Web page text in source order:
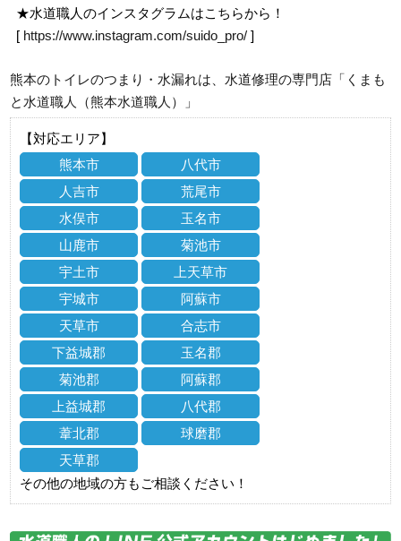
★水道職人のインスタグラムはこちらから！
[ https://www.instagram.com/suido_pro/ ]
熊本のトイレのつまり・水漏れは、水道修理の専門店「くまも
と水道職人（熊本水道職人）」
【対応エリア】
熊本市
八代市
人吉市
荒尾市
水俣市
玉名市
山鹿市
菊池市
宇土市
上天草市
宇城市
阿蘇市
天草市
合志市
下益城郡
玉名郡
菊池郡
阿蘇郡
上益城郡
八代郡
葦北郡
球磨郡
天草郡
その他の地域の方もご相談ください！